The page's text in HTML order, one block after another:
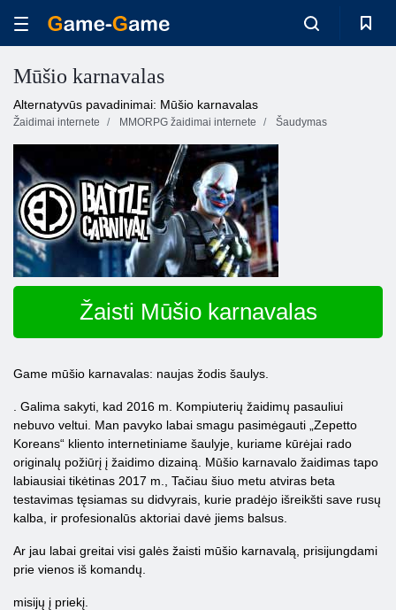
Mūšio karnavalas
Alternatyvūs pavadinimai: Mūšio karnavalas
Žaidimai internete MMORPG žaidimai internete Šaudymas
Žaisti Mūšio karnavalas
Game mūšio karnavalas: naujas žodis šaulys.
. Galima sakyti, kad 2016 m. Kompiuterių žaidimų pasauliui
nebuvo veltui. Man pavyko labai smagu pasimėgauti „Zepetto
Koreans“ kliento internetiniame šaulyje, kuriame kūrėjai rado
originalų požiūrį į žaidimo dizainą. Mūšio karnavalo žaidimas tapo
labiausiai tikėtinas 2017 m., Tačiau šiuo metu atviras beta
testavimas tęsiamas su didvyrais, kurie pradėjo išreikšti save rusų
kalba, ir profesionalūs aktoriai davė jiems balsus.
Ar jau labai greitai visi galės žaisti mūšio karnavalą, prisijungdami
prie vienos iš komandų.
misijų į priekį.